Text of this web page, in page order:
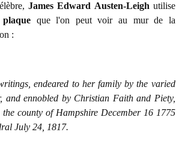
James Edward Austen-Leigh utilise
que l'on peut voir au mur de la
:
endeared to her family by the varied
and ennobled by Christian Faith and Piety,
county of Hampshire December 16 1775
July 24, 1817.